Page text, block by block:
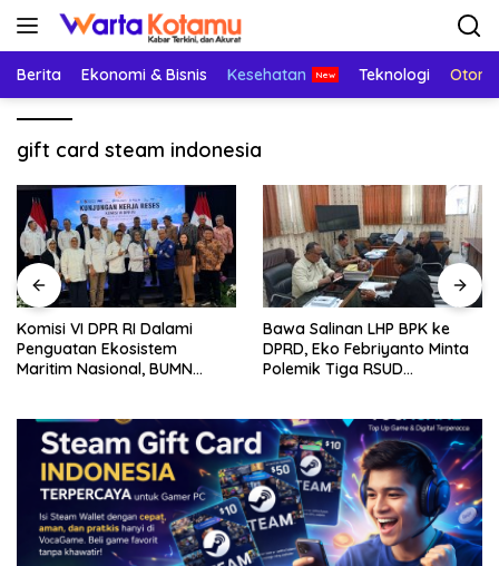
Langsung
Berita Ekonomi & Bisnis Kesehatan Teknologi
gift card steam indonesia
Komisi VI DPR RI Dalami
Penguatan Ekosistem
Maritim Nasional, BUMN
Bawa Salinan LHP BPK ke
DPRD, Eko Febriyanto Minta
Polemik Tiga RSUD